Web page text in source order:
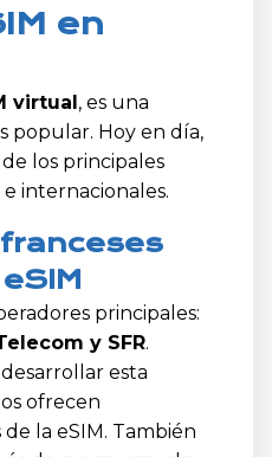
en
virtual, es una
popular. Hoy en día,
los principales
internacionales.
principales:
y SFR.
esta
ofrecen
la eSIM. También